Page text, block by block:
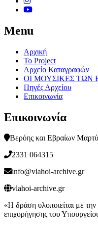
Menu
Αρχική
Το Project
Αρχείο Καταγραφών
ΟΙ ΜΟΥΣΙΚΕΣ ΤΩΝ
Πηγές Αρχείου
Επικοινωνία
Επικοινωνία
Βερόης και Εβραίων
2331 064315
info@vlahoi-archive.gr
vlahoi-archive.gr
«Η δράση υλοποιείται με την
επιχορήγησης του